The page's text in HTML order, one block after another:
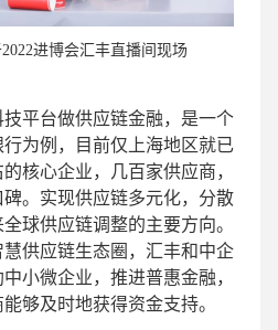
进博会汇丰直播间现场
平台做供应链金融，是一个
为例，目前仅上海地区就已
核心企业，几百家供应商，
。实现供应链多元化，分散
球供应链调整的主要方向。
供应链生态圈，汇丰和中企
小微企业，推进普惠金融，
够及时地获得资金支持。